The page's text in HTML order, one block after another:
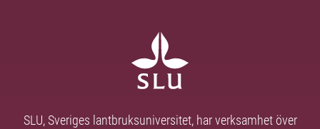
SLU, Sveriges lantbruksuniversitet, har verksamhet över